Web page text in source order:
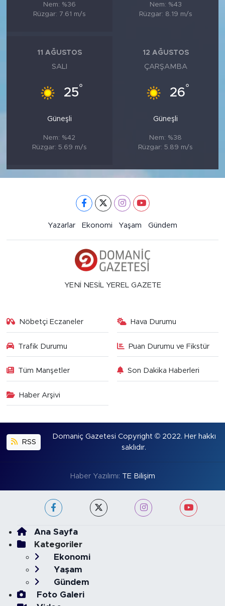
Nem: %36
Rüzgar: 7.61 m/s
Nem: %43
Rüzgar: 8.19 m/s
11 AĞUSTOS
SALI
25°
Güneşli
Nem: %42
Rüzgar: 5.69 m/s
12 AĞUSTOS
ÇARŞAMBA
26°
Güneşli
Nem: %38
Rüzgar: 5.89 m/s
Yazarlar Ekonomi Yaşam Gündem
YENİ NESİL YEREL GAZETE
Nöbetçi Eczaneler Hava Durumu
Trafik Durumu Puan Durumu ve Fikstür
Tüm Manşetler Son Dakika Haberleri
Haber Arşivi
RSS
Domaniç Gazetesi Copyright © 2022. Her hakkı
saklıdır.
Haber Yazılımı: TE Bilişim
Ana Sayfa
Kategoriler
Ekonomi
Yaşam
Gündem
Foto Galeri